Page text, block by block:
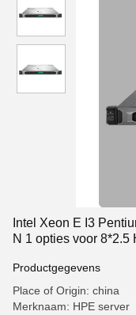
Intel Xeon E I3
N 1 opties voor 8*2.5
Productgegevens
Place of Origin: china
Merknaam: HPE server